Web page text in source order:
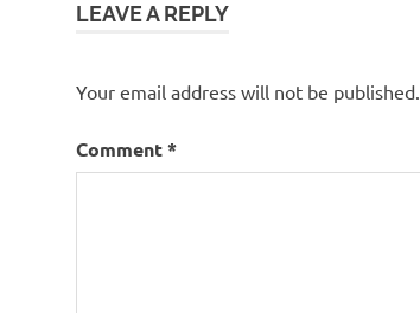
LEAVE A REPLY
Your email address will not be published.
Comment*